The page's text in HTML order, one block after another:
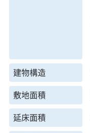
建物構造
敷地面積
延床面積